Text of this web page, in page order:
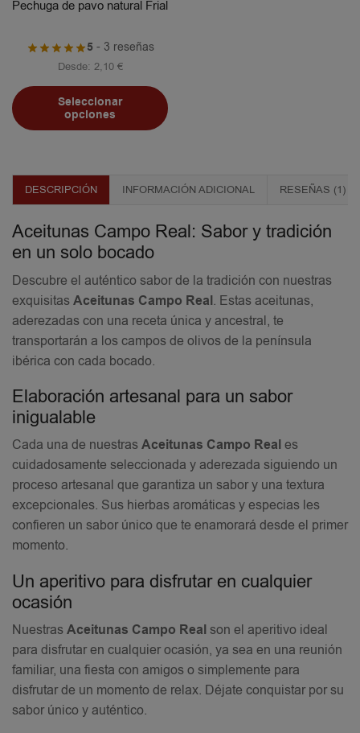
Pechuga de pavo natural Frial
5- 3 reseñas
Desde: 2,10 €
Seleccionar
opciones
DESCRIPCIÓN INFORMACIÓN ADICIONAL RESEÑAS (1)
Aceitunas Campo Real: Sabor y tradición
en un solo bocado
Descubre el auténtico sabor de la tradición con nuestras
exquisitasAceitunas Campo Real. Estas aceitunas,
aderezadas con una receta única y ancestral, te
transportarán a los campos de olivos de la península
ibérica con cada bocado.
Elaboración artesanal para un sabor
inigualable
Cada una de nuestrasAceitunas Campo Reales
cuidadosamente seleccionada y aderezada siguiendo un
proceso artesanal que garantiza un sabor y una textura
excepcionales. Sus hierbas aromáticas y especias les
confieren un sabor único que te enamorará desde el primer
momento.
Un aperitivo para disfrutar en cualquier
ocasión
NuestrasAceitunas Campo Realson el aperitivo ideal
para disfrutar en cualquier ocasión, ya sea en una reunión
familiar, una fiesta con amigos o simplemente para
disfrutar de un momento de relax. Déjate conquistar por su
sabor único y auténtico.